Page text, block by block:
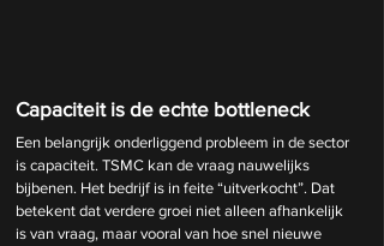
Capaciteit is de echte bottleneck
Een belangrijk onderliggend probleem in de sector
is capaciteit. TSMC kan de vraag nauwelijks
bijbenen. Het bedrijf is in feite “uitverkocht”. Dat
betekent dat verdere groei niet alleen afhankelijk
is van vraag, maar vooral van hoe snel nieuwe